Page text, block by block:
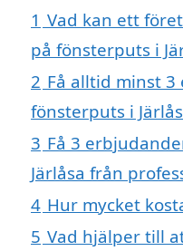
1 Vad kan ett
på fönsterputs i
2 Få alltid minst
fönsterputs i
3 Få 3
Järlåsa från
4 Hur mycket
5 Vad hjälper till